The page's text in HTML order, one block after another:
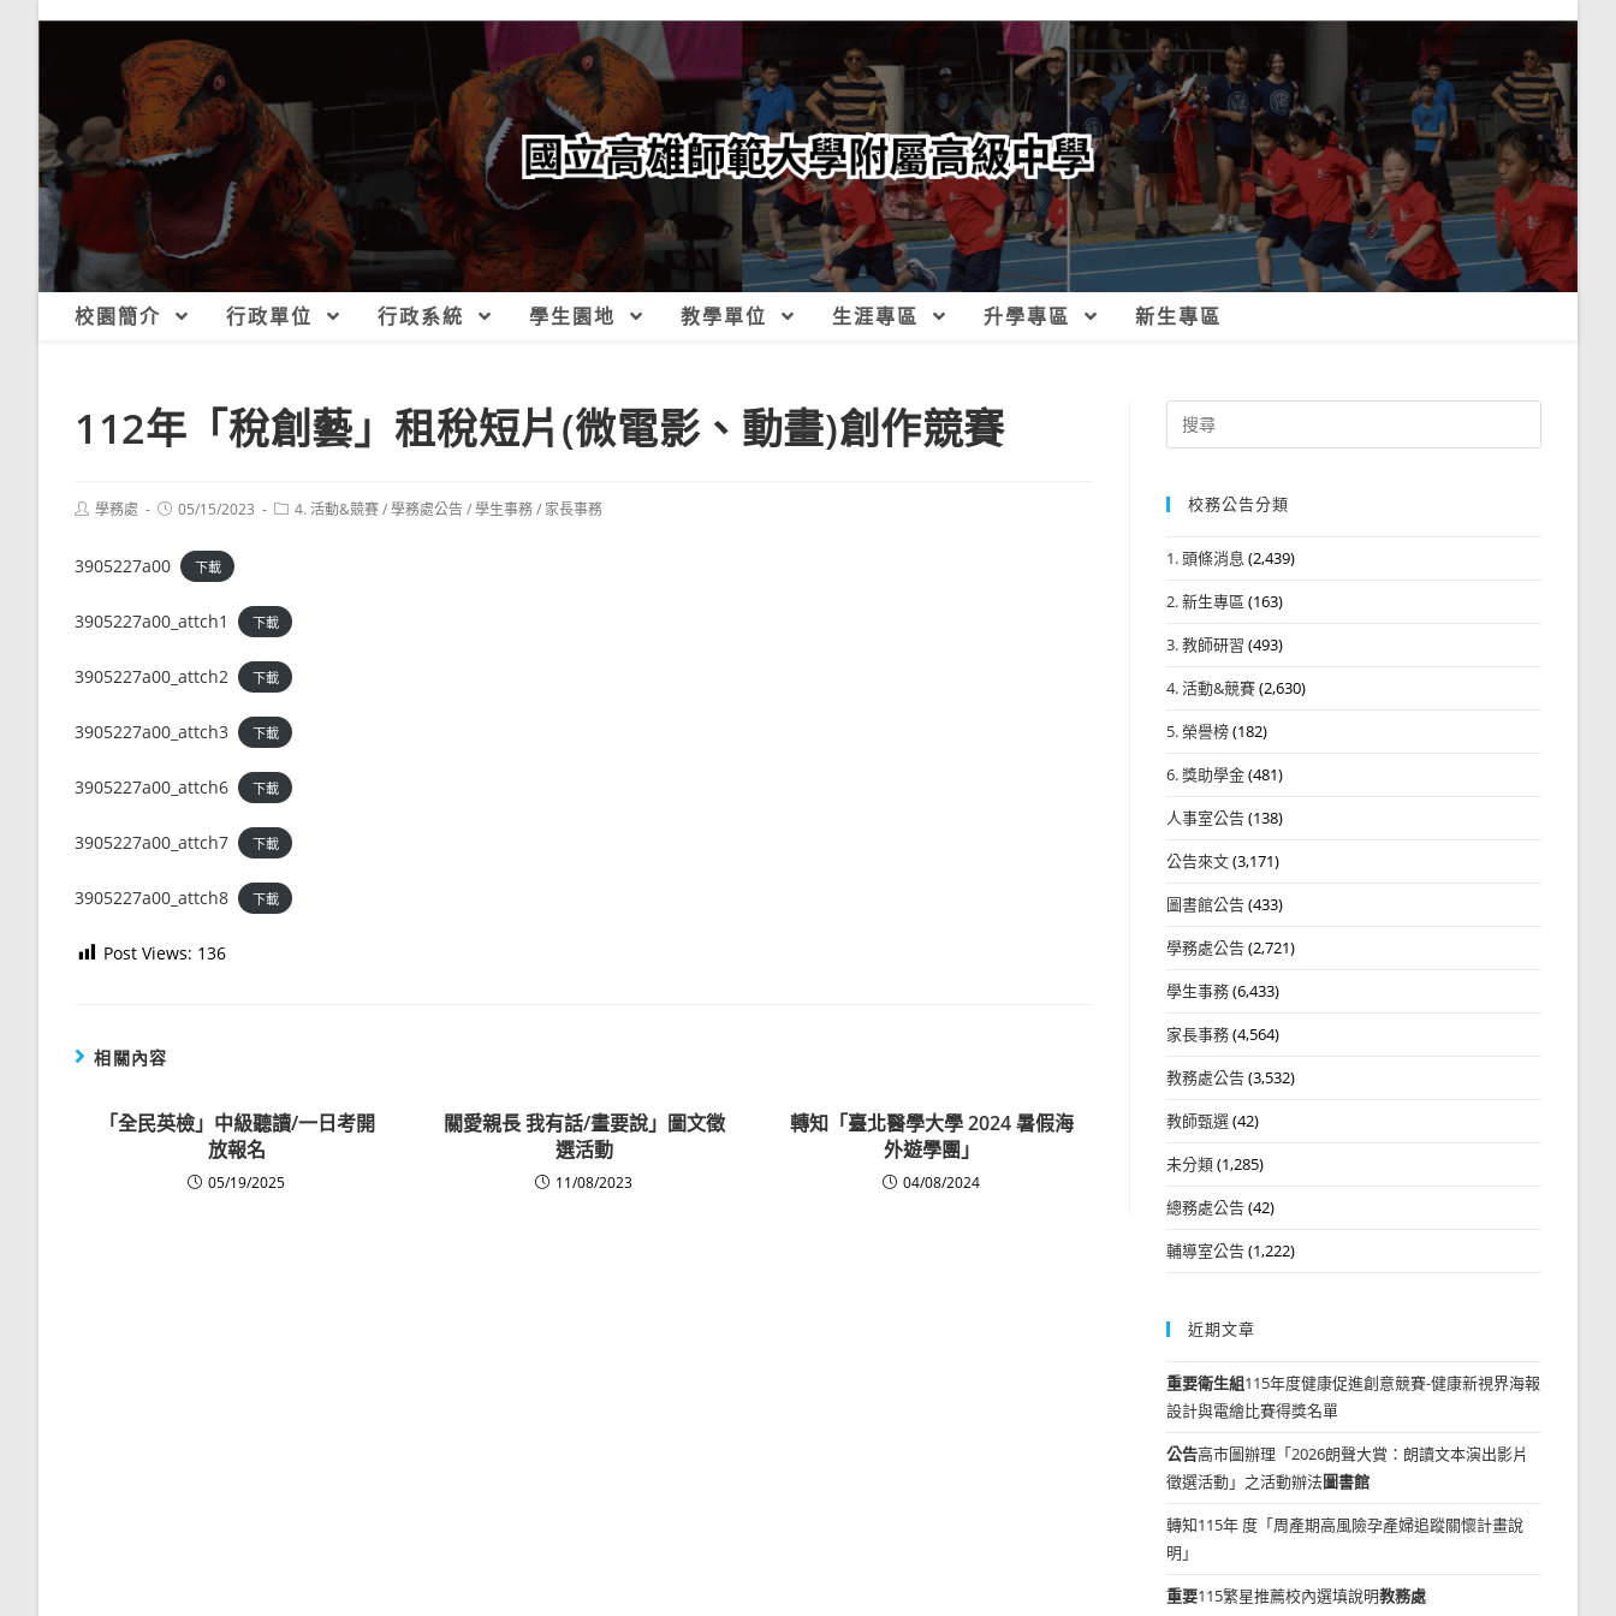
校園簡介 行政單位 行政系統 學生園地 教學單位 生涯專區 升學專區 新生專區
112年「稅創藝」租稅短片(微電影、動畫)創作競賽
Post學務處
Post05/15/2023
Post4. 活動&競賽/學務處公告/學生事務/ 家長事務
3905227a00 下載
3905227a00_attch1 下載
3905227a00_attch2 下載
3905227a00_attch3 下載
3905227a00_attch6 下載
3905227a00_attch7 下載
3905227a00_attch8 下載
Post Views: 136
相關內容
「全民英檢」中級聽讀/一日考開
放報名
05/19/2025
關愛親長 我有話/畫要說」圖文徵
選活動
11/08/2023
轉知「臺北醫學大學 2024 暑假海
外遊學團」
04/08/2024
Search
for:
校務公告分類
1. 頭條消息 (2,439)
2. 新生專區 (163)
3. 教師研習 (493)
4. 活動&競賽(2,630)
5. 榮譽榜(182)
6. 獎助學金(481)
人事室公告(138)
公告來文(3,171)
圖書館公告(433)
學務處公告(2,721)
學生事務(6,433)
家長事務(4,564)
教務處公告(3,532)
教師甄選(42)
未分類(1,285)
總務處公告(42)
輔導室公告(1,222)
近期文章
重要衛生組115年度健康促進創意競賽-健康新視界海報
設計與電繪比賽得獎名單
公告高市圖辦理「2026朗聲大賞：朗讀文本演出影片
徵選活動」之活動辦法圖書館
轉知115年 度「周產期高風險孕產婦追蹤關懷計畫說
明」
重要115繁星推薦校內選填說明教務處